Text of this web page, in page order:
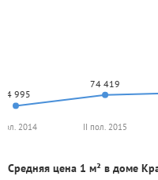
64 995
74 419
2014 II пол. 2015
Средняя цена 1 м² в доме